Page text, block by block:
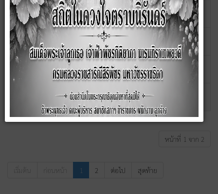
สรุปผลการดำเนินการจัดซื้อจัดจ้างรายเดือน
มีนาคม 2568
เขียนโดย สุ
กัญญา
ฮิต: 496
สรุปผลการดำเนินการจัดซื้อจัดจ้างรายเดือน
กุมภาพันธ์ 2568
เขียนโดย สุ
กัญญา
ฮิต: 485
สรุปผลการดำเนินการจัดซื้อจัดจ้างรายเดือน
เขียนโดย สุ
กัญญา
ฮิต: 470
สรุปผลการดำเนินการจัดซื้อจัดจ้างรายเดือน
เขียนโดย สุ
กัญญา
หน้าที่ 1 จาก 2
เริ่มต้น ก่อนหน้า 1 2 ต่อไป สุดท้าย